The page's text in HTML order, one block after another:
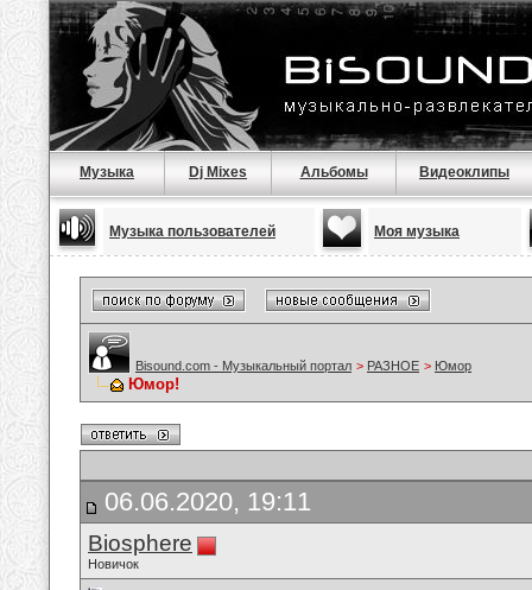
Музыка Dj Mixes Альбомы Видеоклипы
Музыка пользователей Моя музыка
Bisound.com - Музыкальный портал > РАЗНОЕ > Юмор
Юмор!
06.06.2020, 19:11
Biosphere
Новичок